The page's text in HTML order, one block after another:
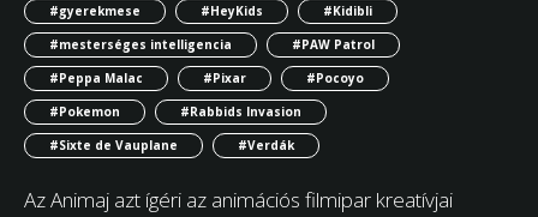
#gyerekmese
#HeyKids
#Kidibli
#mesterséges intelligencia
#PAW Patrol
#Peppa Malac
#Pixar
#Pocoyo
#Pokemon
#Rabbids Invasion
#Sixte de Vauplane
#Verdák
Az Animaj azt ígéri az animációs filmipar kreatívjai